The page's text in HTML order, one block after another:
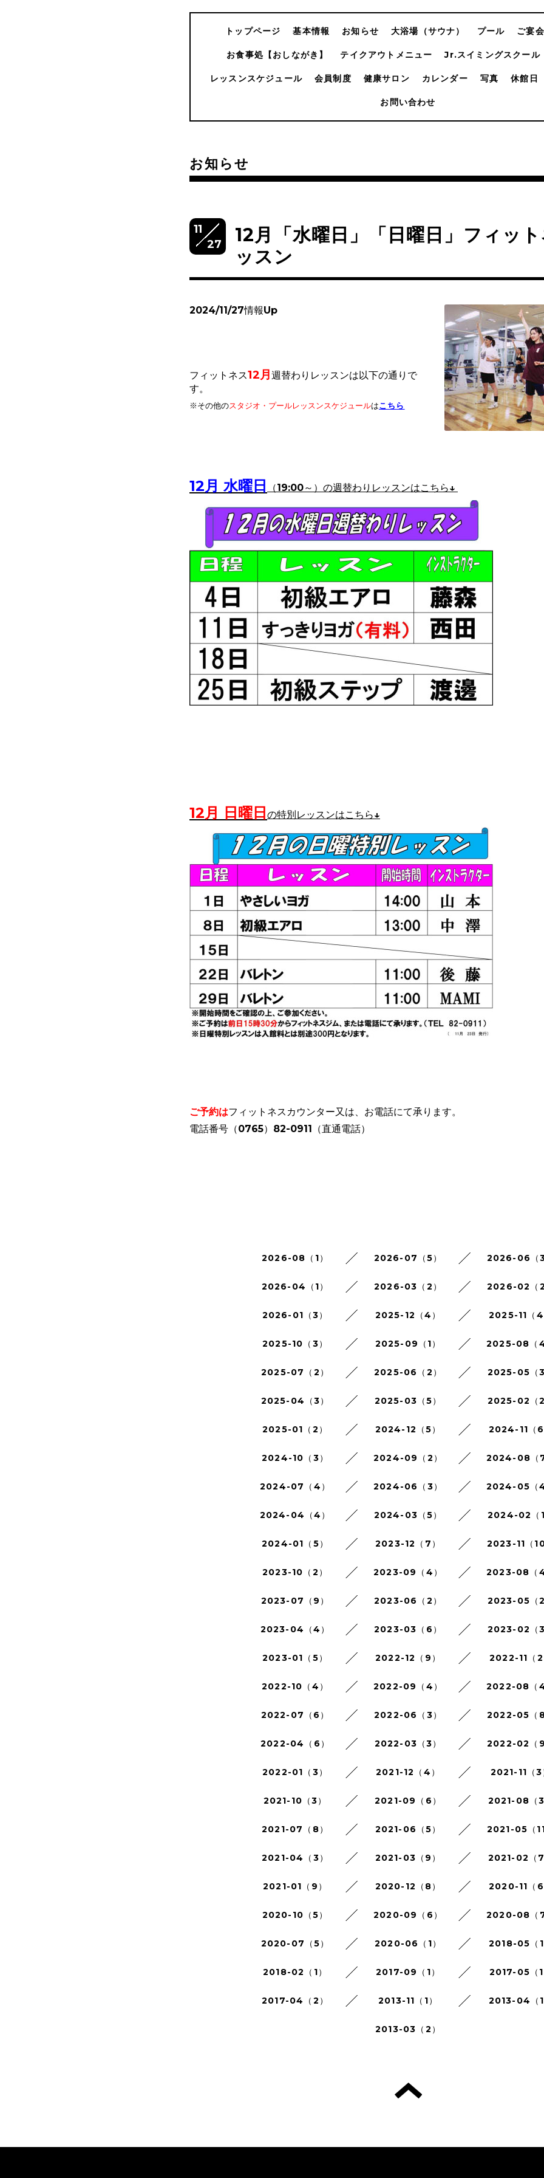
トップページ 基本情報 お知らせ 大浴場（サウナ） プール ご宴
お食事処【おしながき】 テイクアウトメニュー Jr.スイミングスクール
レッスンスケジュール 会員制度 健康サロン カレンダー 写真 休館日
お問い合わせ
お知らせ
11
27
12月「水曜日」「日曜日」フィッ
ッスン
2024/11/27情報Up
フィットネス12月 週替わりレッスンは以下の通りで
す。
※その他のスタジオ・プールレッスンスケジュールはこちら
12月 水曜日 （19:00～） の週替わりレッスンはこちら↓
12月 日曜日 の特別レッスンはこちら↓
ご予約はフィットネスカウンター又は、お電話にて承ります。
電話番号（0765）82-0911（直通電話）
2026-08（1） 2026-07（5） 2026-06（3
2026-04（1） 2026-03（2） 2026-02（2
2026-01（3） 2025-12（4） 2025-11（4
2025-10（3） 2025-09（1） 2025-08（4
2025-07（2） 2025-06（2） 2025-05（3
2025-04（3） 2025-03（5） 2025-02（2
2025-01（2） 2024-12（5） 2024-11（6
2024-10（3） 2024-09（2） 2024-08（7
2024-07（4） 2024-06（3） 2024-05（4
2024-04（4） 2024-03（5） 2024-02（1
2024-01（5） 2023-12（7） 2023-11（10
2023-10（2） 2023-09（4） 2023-08（4
2023-07（9） 2023-06（2） 2023-05（2
2023-04（4） 2023-03（6） 2023-02（3
2023-01（5） 2022-12（9） 2022-11（2
2022-10（4） 2022-09（4） 2022-08（4
2022-07（6） 2022-06（3） 2022-05（8
2022-04（6） 2022-03（3） 2022-02（9
2022-01（3） 2021-12（4） 2021-11（3
2021-10（3） 2021-09（6） 2021-08（3
2021-07（8） 2021-06（5） 2021-05（11
2021-04（3） 2021-03（9） 2021-02（7
2021-01（9） 2020-12（8） 2020-11（6
2020-10（5） 2020-09（6） 2020-08（7
2020-07（5） 2020-06（1） 2018-05（1
2018-02（1） 2017-09（1） 2017-05（1
2017-04（2） 2013-11（1） 2013-04（1
2013-03（2）